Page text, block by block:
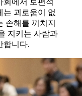
회에서 보편적
는 괴로움이 없
손해를 끼치지
지키는 사람과
합니다.